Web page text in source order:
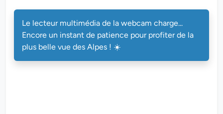
Le lecteur multimédia de la webcam charge...
Encore un instant de patience pour profiter de la
plus belle vue des Alpes ! ☀️